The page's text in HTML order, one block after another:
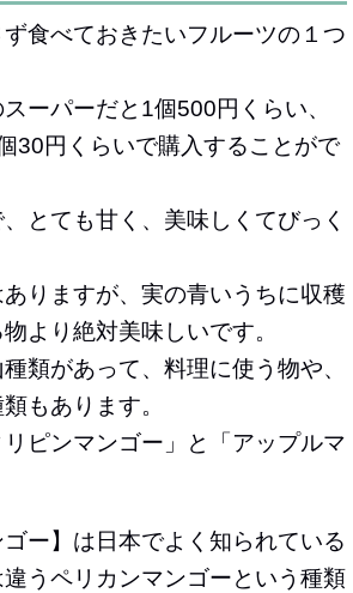
食べておきたいフルーツの１つ
ーパーだと1個500円くらい、
30円くらいで購入することがで
とても甘く、美味しくてびっく
りますが、実の青いうちに収穫
より絶対美味しいです。
類があって、料理に使う物や、
もあります。
ピンマンゴー」と「アップルマ
ー】は日本でよく知られている
うペリカンマンゴーという種類